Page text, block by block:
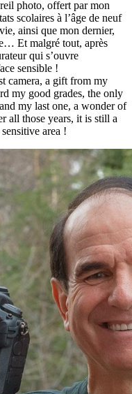
photo, offert par mon
scolaires à l’âge de neuf
ainsi que mon dernier,
Et malgré tout, après
qui s’ouvre
sensible !
camera, a gift from my
my good grades, the only
my last one, a wonder of
all those years, it is still a
area !